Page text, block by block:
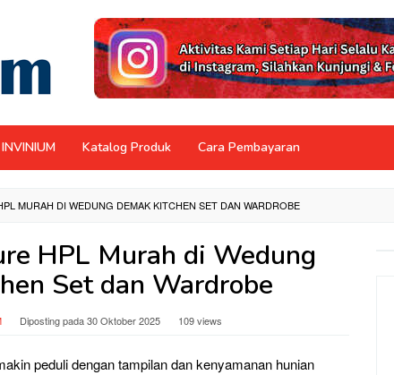
Katalog Produk Cara Pembayaran
MURAH DI WEDUNG DEMAK KITCHEN SET DAN WARDROBE
HPL Murah di Wedung
Set dan Wardrobe
Diposting pada30 Oktober 2025 109 views
peduli dengan tampilan dan kenyamanan hunian